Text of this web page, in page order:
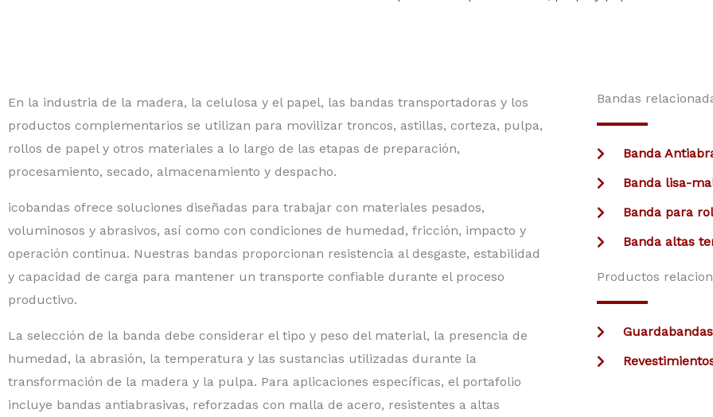
En la industria de la madera, la celulosa y el papel, las bandas transportadoras y los
productos complementarios se utilizan para movilizar troncos, astillas, corteza, pulpa,
rollos de papel y otros materiales a lo largo de las etapas de preparación,
procesamiento, secado, almacenamiento y despacho.
icobandas ofrece soluciones diseñadas para trabajar con materiales pesados,
voluminosos y abrasivos, así como con condiciones de humedad, fricción, impacto y
operación continua. Nuestras bandas proporcionan resistencia al desgaste, estabilidad
y capacidad de carga para mantener un transporte confiable durante el proceso
productivo.
La selección de la banda debe considerar el tipo y peso del material, la presencia de
humedad, la abrasión, la temperatura y las sustancias utilizadas durante la
transformación de la madera y la pulpa. Para aplicaciones específicas, el portafolio
incluye bandas antiabrasivas, reforzadas con malla de acero, resistentes a altas
Bandas
Banda
Banda lisa-
Banda para
Banda altas
Productos
Guardabandas